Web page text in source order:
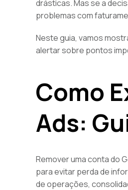
drásticas. Mas se a
problemas com
Neste guia, vamos
alertar sobre pontos
Como
Ads:
Remover uma conta do
para evitar perda de
de operações,